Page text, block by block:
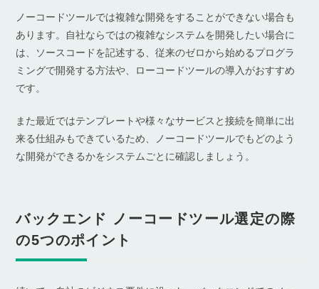
ノーコードツールでは複雑な開発をすることができない場合も
あります。自社ならではの複雑なシステムを開発したい場合に
は、ソースコードを記述する、従来のゼロから始めるプログラ
ミングで開発する方法や、ローコードツールの導入がおすすめ
です。
また最近ではテンプレートや様々なサービスと接続を簡単に出
来る仕組みもできているため、ノーコードツールでもどのよう
な開発ができるかをシステムごとに確認しましょう。
バックエンド ノーコードツール選定の際
の5つのポイント